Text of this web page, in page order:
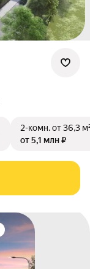
2-комн.от 36,3
от 5,1 млн ₽